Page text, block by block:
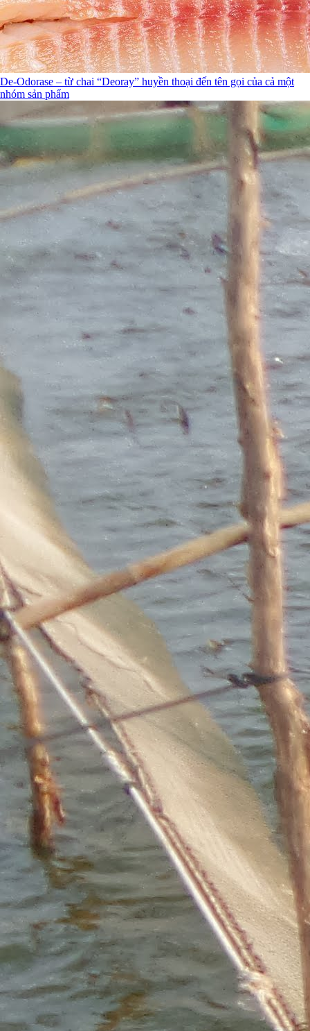
De-Odorase – từ chai “Deoray” huyền thoại đến tên gọi của cả một
nhóm sản phẩm